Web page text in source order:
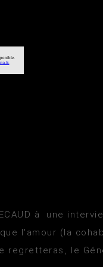
à une
l'amour (la
regretteras, le